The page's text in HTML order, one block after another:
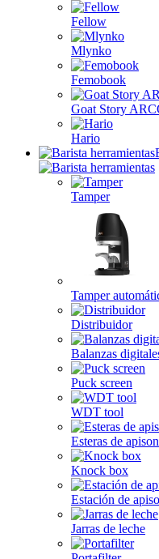
Fellow
Mlynko
Femobook
Goat Story
Hario
Tamper
Tamper
Distribuidor
Balanzas
Puck screen
WDT tool
Esteras de
Knock box
Estación de
Jarras de leche